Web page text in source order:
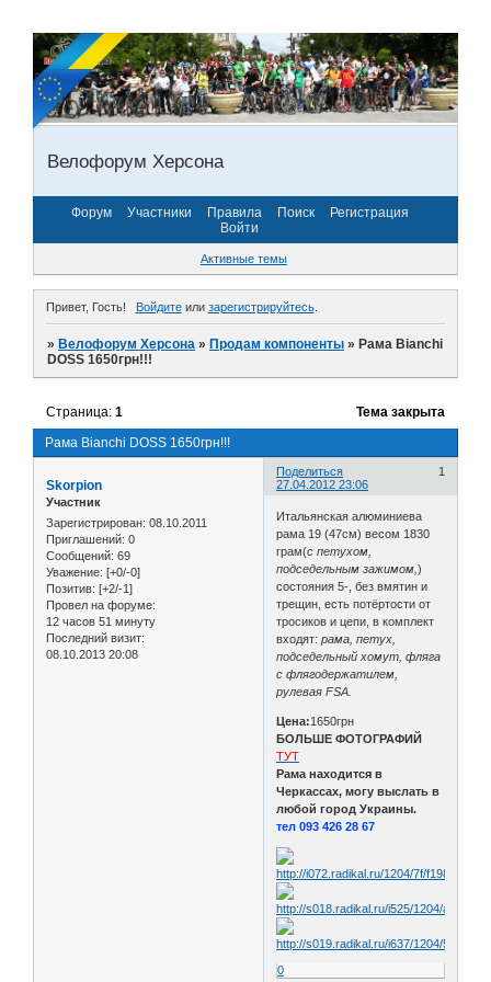
Велофорум Херсона
Форум Участники Правила Поиск
Регистрация
Войти
Активные темы
Привет, Гость! Войдитеили зарегистрируйтесь.
»Велофорум Херсона »Продам компоненты »Рама Bianchi
DOSS 1650грн!!!
Рама Bianchi DOSS 1650грн!!!
Страница:1 Тема закрыта
Поделиться
1
27.04.2012 23:06
Skorpion
Участник
Зарегистрирован: 08.10.2011
Приглашений: 0
Сообщений: 69
Уважение: [+0/-0]
Позитив: [+2/-1]
Провел на форуме:
12 часов 51 минуту
Последний визит:
08.10.2013 20:08
Итальянская алюминиева
рама 19 (47см) весом 1830
грам(с петухом,
подседельным зажимом,)
состояния 5-, без вмятин и
трещин, есть потёртости от
тросиков и цепи, в комплект
входят:рама, петух,
подседельный хомут, фляга
с флягодержатилем,
рулевая FSA.
Цена:1650грн
БОЛЬШЕ ФОТОГРАФИЙ
ТУТ
Рама находится в
Черкассах, могу выслать в
любой город Украины.
тел 093 426 28 67
0